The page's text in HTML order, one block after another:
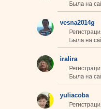
Была на
vesna2014g
Была на
iralira
Была на
yuliacoba